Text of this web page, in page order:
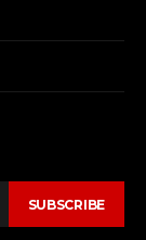
SUBSCRIBE